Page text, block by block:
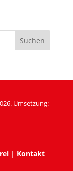
Umsetzung:
| Kontakt